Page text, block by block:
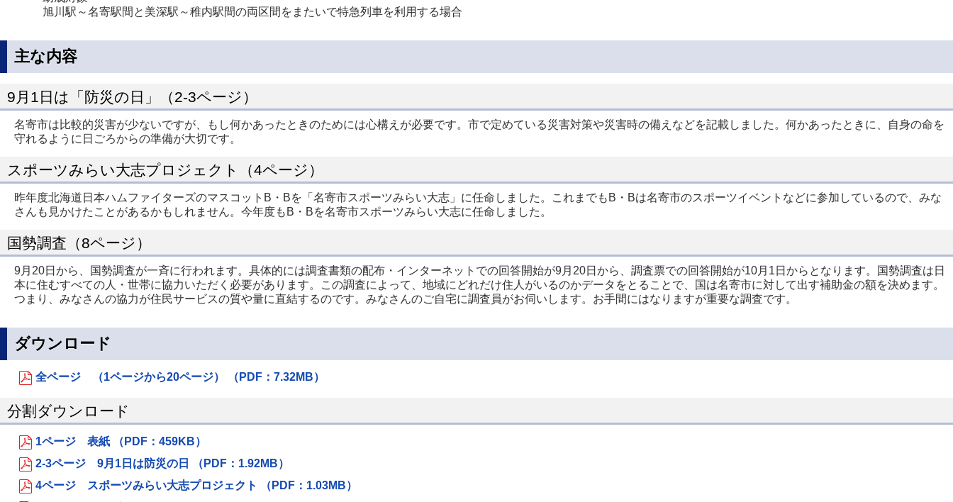
旭川駅～名寄駅間と美深駅～稚内駅間の両区間をまたいで特急列車を利用する場合
主な内容
9月1日は「防災の日」（2-3ページ）
名寄市は比較的災害が少ないですが、もし何かあったときのためには心構えが必要です。市で定めている災害対策や災害時の備えなどを記載しました。何かあったときに、自身の命を
守れるように日ごろからの準備が大切です。
スポーツみらい大志プロジェクト（4ページ）
昨年度北海道日本ハムファイターズのマスコットB・Bを「名寄市スポーツみらい大志」に任命しました。これまでもB・Bは名寄市のスポーツイベントなどに参加しているので、みな
さんも見かけたことがあるかもしれません。今年度もB・Bを名寄市スポーツみらい大志に任命しました。
国勢調査（8ページ）
9月20日から、国勢調査が一斉に行われます。具体的には調査書類の配布・インターネットでの回答開始が9月20日から、調査票での回答開始が10月1日からとなります。国勢調査は日
本に住むすべての人・世帯に協力いただく必要があります。この調査によって、地域にどれだけ住人がいるのかデータをとることで、国は名寄市に対して出す補助金の額を決めます。
つまり、みなさんの協力が住民サービスの質や量に直結するのです。みなさんのご自宅に調査員がお伺いします。お手間にはなりますが重要な調査です。
ダウンロード
全ページ （1ページから20ページ） （PDF：7.32MB）
分割ダウンロード
1ページ 表紙 （PDF：459KB）
2-3ページ 9月1日は防災の日 （PDF：1.92MB）
4ページ スポーツみらい大志プロジェクト （PDF：1.03MB）